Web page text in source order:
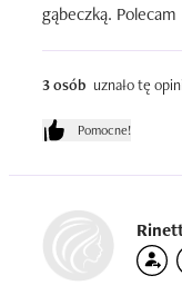
gąbeczką. Polecam
3 osób uznało tę
Pomocne!